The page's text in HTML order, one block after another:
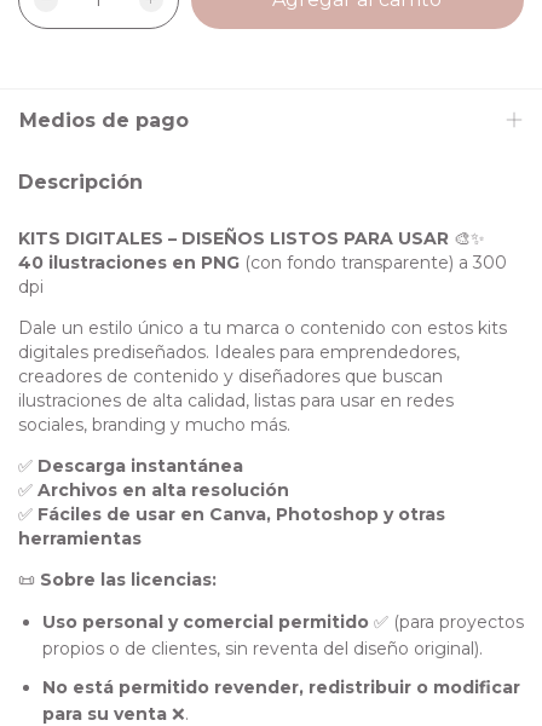
Medios de pago
Descripción
KITS DIGITALES – DISEÑOS LISTOS PARA USAR 🎨✨
40 ilustraciones en PNG (con fondo transparente) a 300
dpi
Dale un estilo único a tu marca o contenido con estos kits
digitales prediseñados. Ideales para emprendedores,
creadores de contenido y diseñadores que buscan
ilustraciones de alta calidad, listas para usar en redes
sociales, branding y mucho más.
✅ Descarga instantánea
✅ Archivos en alta resolución
✅ Fáciles de usar en Canva, Photoshop y otras
herramientas
📜 Sobre las licencias:
Uso personal y comercial permitido ✅ (para proyectos
propios o de clientes, sin reventa del diseño original).
No está permitido revender, redistribuir o modificar
para su venta ❌.